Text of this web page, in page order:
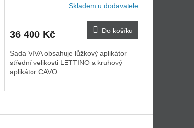
Skladem u dodavatele
36 400 Kč Do košíku
Sada VIVA obsahuje lůžkový aplikátor
střední velikosti LETTINO a kruhový
aplikátor CAVO.